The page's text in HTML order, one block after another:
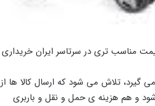
مناسب تری در سرتاسر ایران خریداری
گیرد، تلاش می شود که ارسال کالا ها از
شود و هم هزینه ی حمل و نقل و باربری